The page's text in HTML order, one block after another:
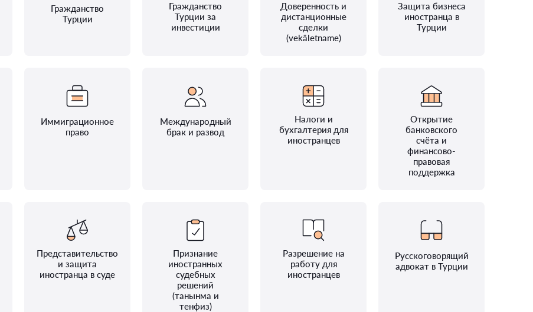
Гражданство
Турции
Гражданство
Турции за
инвестиции
Доверенность и
дистанционные
сделки
(vekâletname)
Защита бизнеса
иностранца в
Турции
Иммиграционное
право
Международный
брак и развод
Налоги и
бухгалтерия для
иностранцев
Открытие
банковского
счёта и
финансово-
правовая
поддержка
Представительство
и защита
иностранца в суде
Признание
иностранных
судебных
решений
(танынма и
тенфиз)
Разрешение на
работу для
иностранцев
Русскоговорящий
адвокат в Турции